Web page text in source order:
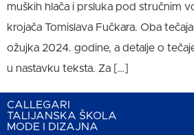
muških hlača i prsluka pod stručnim
krojača Tomislava Fučkara. Oba
ožujka 2024. godine, a detalje o
u nastavku teksta. Za […]
CALLEGARI
TALIJANSKA ŠKOLA
MODE I DIZAJNA